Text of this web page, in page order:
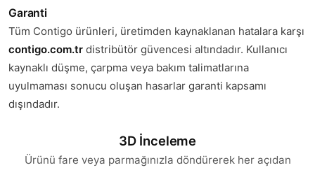
Garanti
Tüm Contigo ürünleri, üretimden kaynaklanan hatalara karşı
contigo.com.tr distribütör güvencesi altındadır. Kullanıcı
kaynaklı düşme, çarpma veya bakım talimatlarına
uyulmaması sonucu oluşan hasarlar garanti kapsamı
dışındadır.
3D İnceleme
Ürünü fare veya parmağınızla döndürerek her açıdan